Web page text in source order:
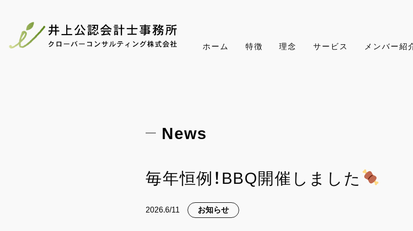
ホーム 特徴 理念 サービス メンバー紹
News
毎年恒例！BBQ開催しました
2026.6/11 お知らせ